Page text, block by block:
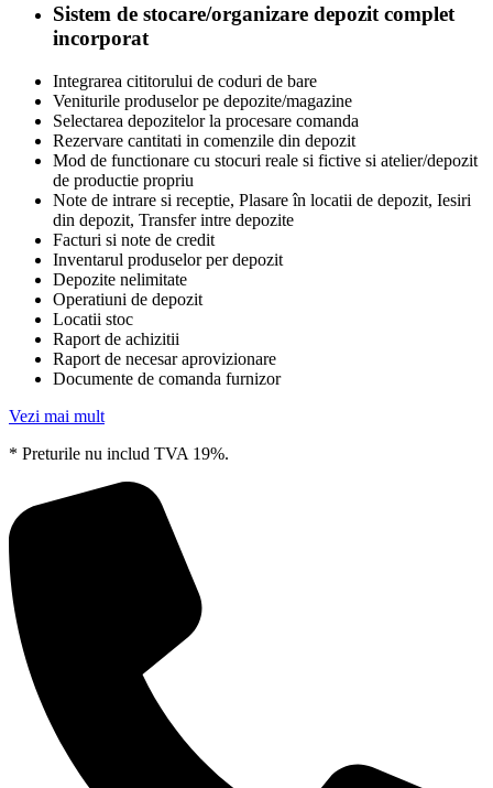
Sistem de stocare/organizare depozit complet
incorporat
Integrarea cititorului de coduri de bare
Veniturile produselor pe depozite/magazine
Selectarea depozitelor la procesare comanda
Rezervare cantitati in comenzile din depozit
Mod de functionare cu stocuri reale si fictive si atelier/depozit
de productie propriu
Note de intrare si receptie, Plasare în locatii de depozit, Iesiri
din depozit, Transfer intre depozite
Facturi si note de credit
Inventarul produselor per depozit
Depozite nelimitate
Operatiuni de depozit
Locatii stoc
Raport de achizitii
Raport de necesar aprovizionare
Documente de comanda furnizor
Vezi mai mult
* Preturile nu includ TVA 19%.